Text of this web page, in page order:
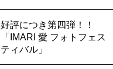
好評につき第四弾！！
「IMARI 愛 フォトフェス
ティバル」